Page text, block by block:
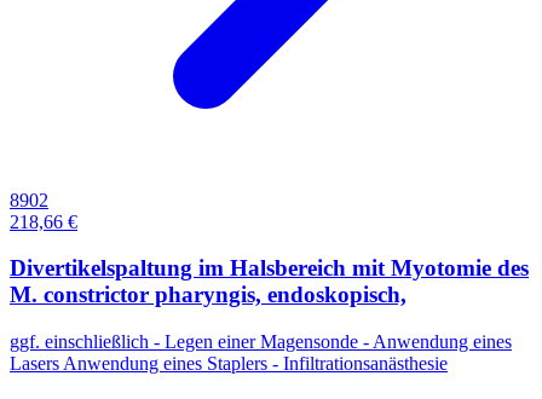
8902
218,66 €
Divertikelspaltung im Halsbereich mit Myotomie des
M. constrictor pharyngis, endoskopisch,
ggf. einschließlich - Legen einer Magensonde - Anwendung eines
Lasers Anwendung eines Staplers - Infiltrationsanästhesie